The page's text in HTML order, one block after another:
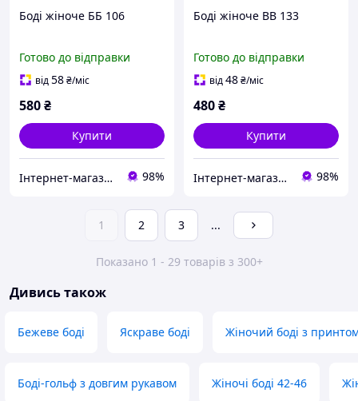
Боді жіноче ББ 106
Готово до відправки
від58₴/міс
580₴
Купити
Інтернет-магазин "Bolimi" 98%
Боді жіноче BB 133
Готово до відправки
від48₴/міс
480₴
Купити
Інтернет-магазин "Bolimi" 98%
1 2 3 ...
Показано 1 - 29 товарів з 300+
Дивись також
Бежеве боді Яскраве боді Жіночий боді з
Боді-гольф з довгим рукавом Жіночі боді 42-46